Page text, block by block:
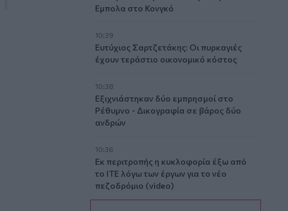
Εμπολα στο Κονγκό
10:39
Ευτύχιος Σαρτζετάκης: Οι πυρκαγιές
έχουν τεράστιο οικονομικό κόστος
10:38
Εξιχνιάστηκαν δύο εμπρησμοί στο
Ρέθυμνο - Δικογραφία σε βάρος δύο
ανδρών
10:36
Εκ περιτροπής η κυκλοφορία έξω από
το ΙΤΕ λόγω των έργων για το νέο
πεζοδρόμιο (video)